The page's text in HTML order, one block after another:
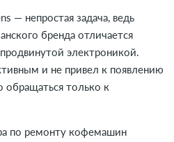
— непростая задача, ведь
бренда отличается
электроникой.
и не привел к появлению
обращаться только к
по ремонту кофемашин